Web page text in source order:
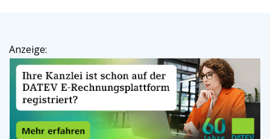
Anzeige: